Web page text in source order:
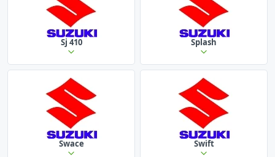
Sj 410 Splash
Swace Swift